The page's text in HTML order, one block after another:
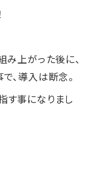
み上がった後に、
、導入は断念。
す事になりまし